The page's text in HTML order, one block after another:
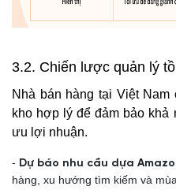
3.2. Chiến lược quản lý
Nhà bán hàng tại Việt
kho hợp lý để đảm bảo khả
ưu lợi nhuận.
- Dự báo nhu cầu dựa
hàng, xu hướng tìm kiếm và